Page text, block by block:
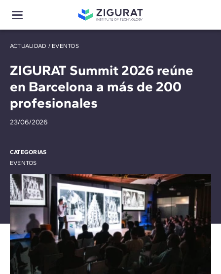
ACTUALIDAD / EVENTOS
ZIGURAT Summit 2026 reúne
en Barcelona a más de 200
profesionales
23/06/2026
CATEGORIAS
EVENTOS